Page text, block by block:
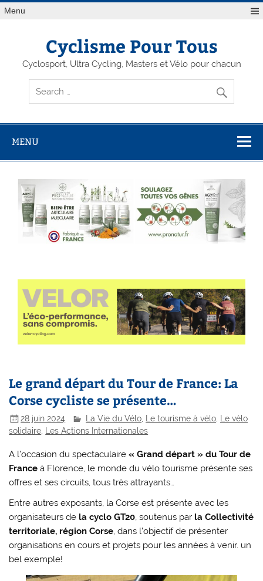
Menu
Cyclisme Pour Tous
Cyclosport, Ultra Cycling, Masters et Vélo pour chacun
MENU
Le grand départ du Tour de France: La
Corse cycliste se présente…
28 juin 2024 La Vie du Vélo Le tourisme à vélo
Le vélo
solidaire, Les Actions Internationales
A l’occasion du spectaculaire « Grand départ » du Tour de
France à Florence, le monde du vélo tourisme présente ses
offres et ses circuits, tous très attrayants…
Entre autres exposants, la Corse est présente avec les
organisateurs de la cyclo GT20, soutenus par la Collectivité
territoriale, région Corse, dans l’objectif de présenter
organisations en cours et projets pour les années à venir. un
bel exemple!